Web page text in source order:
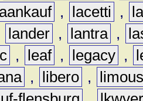
laankauf , lacetti ,
lander , lantra ,
lc , leaf , legacy ,
, libero ,